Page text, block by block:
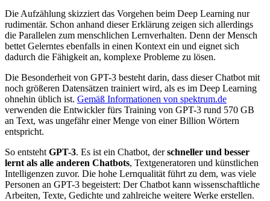
Die Aufzählung skizziert das Vorgehen beim Deep Learning nur
rudimentär. Schon anhand dieser Erklärung zeigen sich allerdings
die Parallelen zum menschlichen Lernverhalten. Denn der Mensch
bettet Gelerntes ebenfalls in einen Kontext ein und eignet sich
dadurch die Fähigkeit an, komplexe Probleme zu lösen.
Die Besonderheit von GPT-3 besteht darin, dass dieser Chatbot mit
noch größeren Datensätzen trainiert wird, als es im Deep Learning
ohnehin üblich ist. Gemäß Informationen von spektrum.de
verwenden die Entwickler fürs Training von GPT-3 rund 570 GB
an Text, was ungefähr einer Menge von einer Billion Wörtern
entspricht.
So entsteht GPT-3. Es ist ein Chatbot, derschneller und besser
lernt als alle anderen Chatbots, Textgeneratoren und künstlichen
Intelligenzen zuvor. Die hohe Lernqualität führt zu dem, was viele
Personen an GPT-3 begeistert: Der Chatbot kann wissenschaftliche
Arbeiten, Texte, Gedichte und zahlreiche weitere Werke erstellen.